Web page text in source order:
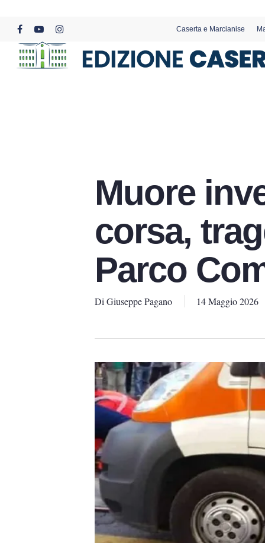
content
facebookyoutubeinstagram
Caserta e Marcianise
Muore
corsa,
Parco
Di Giuseppe Pagano 14 Maggio 2026